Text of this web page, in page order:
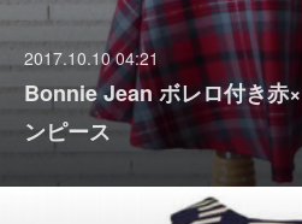
2017.10.10 04:21
Bonnie Jean ボレロ付き赤
ンピース